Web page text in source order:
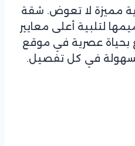
مميزة لا تعوض. شقة
م² تم تصميمها لتلبية أعلى معايير
بحياة عصرية في موقع
في كل تفصيل.